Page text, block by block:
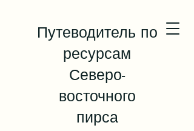
Путеводитель по
ресурсам
Северо-
восточного
пирса